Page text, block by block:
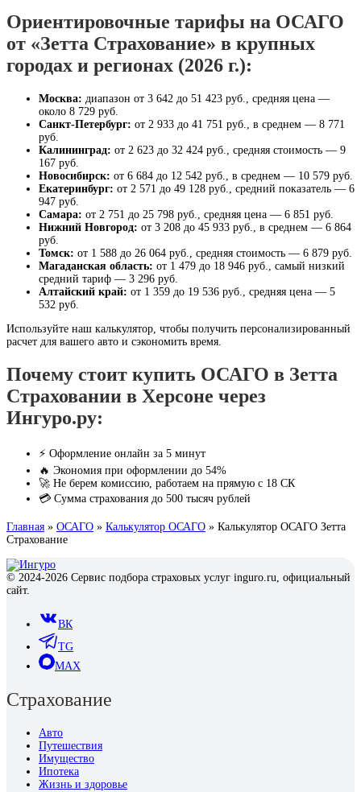
Ориентировочные тарифы на ОСАГО
от «Зетта Страхование» в крупных
городах и регионах (2026 г.):
Москва: диапазон от 3 642 до 51 423 руб., средняя цена —
около 8 729 руб.
Санкт-Петербург: от 2 933 до 41 751 руб., в среднем — 8 771
руб.
Калининград: от 2 623 до 32 424 руб., средняя стоимость — 9
167 руб.
Новосибирск: от 6 684 до 12 542 руб., в среднем — 10 579 руб.
Екатеринбург: от 2 571 до 49 128 руб., средний показатель — 6
947 руб.
Самара: от 2 751 до 25 798 руб., средняя цена — 6 851 руб.
Нижний Новгород: от 3 208 до 45 933 руб., в среднем — 6 864
руб.
Томск: от 1 588 до 26 064 руб., средняя стоимость — 6 879 руб.
Магаданская область: от 1 479 до 18 946 руб., самый низкий
средний тариф — 3 296 руб.
Алтайский край: от 1 359 до 19 536 руб., средняя цена — 5
532 руб.
Используйте наш калькулятор, чтобы получить персонализированный
расчет для вашего авто и сэкономить время.
Почему стоит купить ОСАГО в Зетта
Страховании в Херсоне через
Ингуро.ру:
⚡ Оформление онлайн за 5 минут
🔥 Экономия при оформлении до 54%
🚀 Не берем комиссию, работаем на прямую с 18 СК
💳 Сумма страхования до 500 тысяч рублей
Главная » ОСАГО » Калькулятор ОСАГО » Калькулятор ОСАГО Зетта
Страхование
© 2024-2026 Сервис подбора страховых услуг inguro.ru, официальный
сайт.
ВК
TG
MAX
Страхование
Авто
Путешествия
Имущество
Ипотека
Жизнь и здоровье